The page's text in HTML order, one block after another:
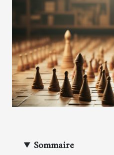
Sommaire